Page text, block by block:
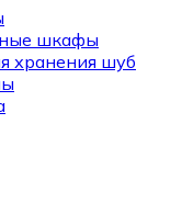
шкафы
хранения шуб